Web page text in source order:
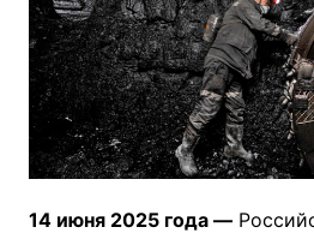
14 июня 2025 года —